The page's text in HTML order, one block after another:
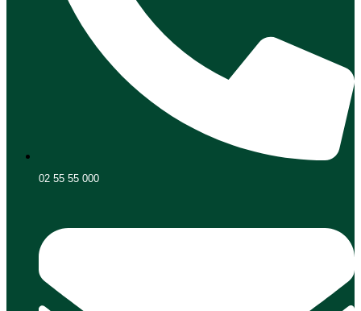
02 55 55 000